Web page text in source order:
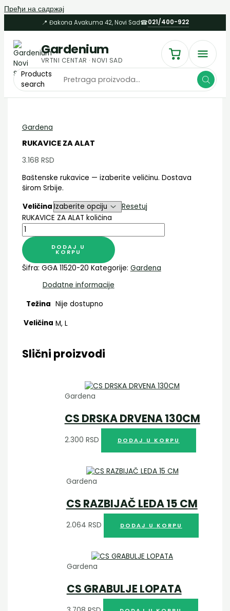
Пређи на садржај
📍 Đakona Avakuma 42, Novi Sad☎021/400-922
Gardenium
VRTNI CENTAR · NOVI SAD
Products
search
Gardena
RUKAVICE ZA ALAT
3.168 RSD
Baštenske rukavice — izaberite veličinu. Dostava
širom Srbije.
Veličina
Resetuj
RUKAVICE ZA ALAT količina
DODAJ U
KORPU
Šifra: GGA 11520-20 Kategorije: Gardena
Dodatne informacije
Težina Nije dostupno
Veličina M, L
Slični proizvodi
Gardena
CS DRSKA DRVENA 130CM
2.300 RSD DODAJ U KORPU
Gardena
CS RAZBIJAČ LEDA 15 CM
2.064 RSD DODAJ U KORPU
Gardena
CS GRABULJE LOPATA